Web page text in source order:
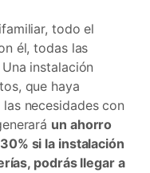
todo el
él, todas las
instalación
que haya
necesidades con
un ahorro
si la instalación
podrás llegar a